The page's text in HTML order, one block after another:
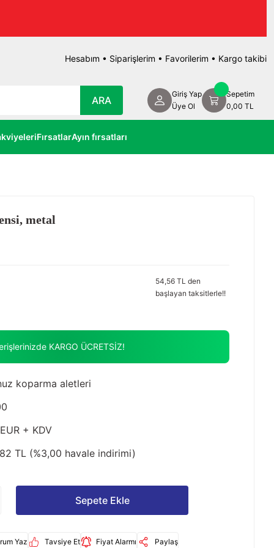
Hesabım • Siparişlerim • Favorilerim • Kargo takibi
ARA
Giriş Yap
Üye Ol
Sepetim
0,00 TL
FırsatlarAyın fırsatları
metal
54,56 TL den
başlayan taksitlerle!!
KARGO ÜCRETSİZ!
koparma aletleri
+ KDV
TL (%3,00 havale indirimi)
Sepete Ekle
Yaz Tavsiye Et Fiyat Alarmı Paylaş